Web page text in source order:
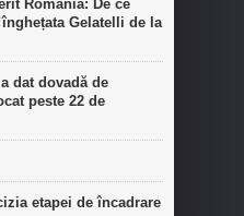
România: De ce
Gelatelli de la
dat dovadă de
peste 22 de
etapei de încadrare